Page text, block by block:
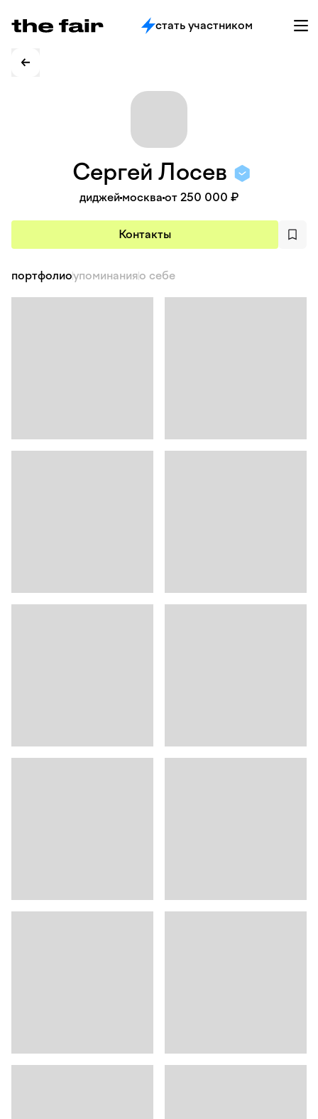
стать участником
Сергей Лосев
диджей москва от 250 000 ₽
Контакты
портфолиоупоминанияо себе